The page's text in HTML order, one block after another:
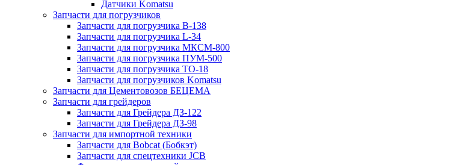
Датчики Komatsu
Запчасти для погрузчиков
Запчасти для погрузчика B-138
Запчасти для погрузчика L-34
Запчасти для погрузчика МКСМ-800
Запчасти для погрузчика ПУМ-500
Запчасти для погрузчика ТО-18
Запчасти для погрузчиков Komatsu
Запчасти для Цементовозов БЕЦЕМА
Запчасти для грейдеров
Запчасти для Грейдера ДЗ-122
Запчасти для Грейдера ДЗ-98
Запчасти для импортной техники
Запчасти для Bobcat (Бобкэт)
Запчасти для спецтехники JCB